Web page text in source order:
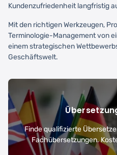
Kundenzufriedenheit langfristig
Mit den richtigen Werkzeugen,
Terminologie-Management von
einem strategischen
Geschäftswelt.
Finde qualifizierte
Fachübersetzungen.